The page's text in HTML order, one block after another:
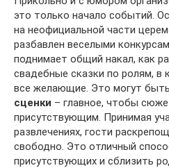
это только начало событий.
на неофициальной части
разбавлен веселыми
поднимает общий накал, как
свадебные сказки по ролям, в
все желающие. Это могут быть
сценки – главное, чтобы
присутствующим. Принимая
развлечениях, гости
свободно. Это отличный
присутствующих и сблизить